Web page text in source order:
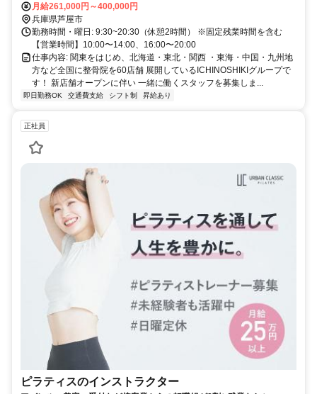
月給261,000円～400,000円
兵庫県芦屋市
勤務時間・曜日: 9:30~20:30（休憩2時間） ※固定残業時間を含む
【営業時間】10:00〜14:00、16:00〜20:00
仕事内容: 関東をはじめ、北海道・東北・関西 ・東海・中国・九州地
方など全国に整骨院を60店舗 展開しているICHINOSHIKIグループで
す！ 新店舗オープンに伴い 一緒に働くスタッフを募集しま...
即日勤務OK 交通費支給 シフト制 昇給あり
正社員
ピラティスのインストラクター